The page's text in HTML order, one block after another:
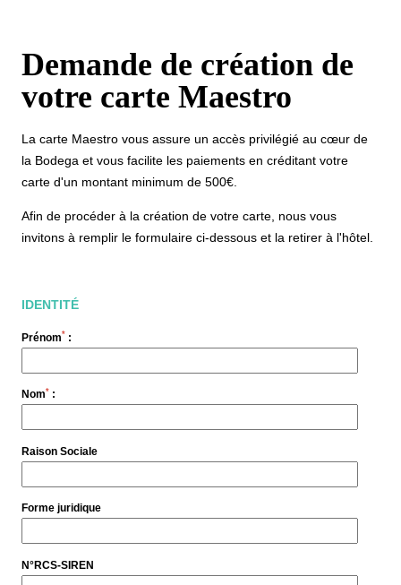
Demande de création de
votre carte Maestro
La carte Maestro vous assure un accès privilégié au cœur de
la Bodega et vous facilite les paiements en créditant votre
carte d'un montant minimum de 500€.
Afin de procéder à la création de votre carte, nous vous
invitons à remplir le formulaire ci-dessous et la retirer à l'hôtel.
IDENTITÉ
Prénom* :
Nom* :
Raison Sociale
Forme juridique
N°RCS-SIREN